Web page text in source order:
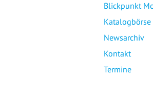
Blickpunkt
Katalogbörse
Newsarchiv
Kontakt
Termine